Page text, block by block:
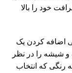
خود را بالا
اضافه کردن یک
شیشه را در نظر
رنگی که انتخاب